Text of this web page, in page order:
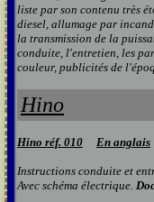
liste par son contenu très
diesel, allumage par
la transmission de la
conduite, l'entretien, les
couleur, publicités de
Hino
Hino réf. 010 En anglais
Instructions conduite et
Avec schéma électrique.